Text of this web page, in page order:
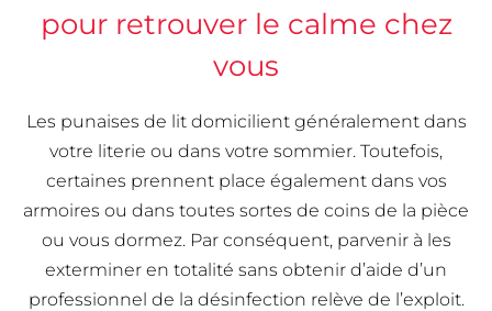
pour retrouver le calme chez
vous
Les punaises de lit domicilient généralement dans
votre literie ou dans votre sommier. Toutefois,
certaines prennent place également dans vos
armoires ou dans toutes sortes de coins de la pièce
ou vous dormez. Par conséquent, parvenir à les
exterminer en totalité sans obtenir d’aide d’un
professionnel de la désinfection relève de l’exploit.